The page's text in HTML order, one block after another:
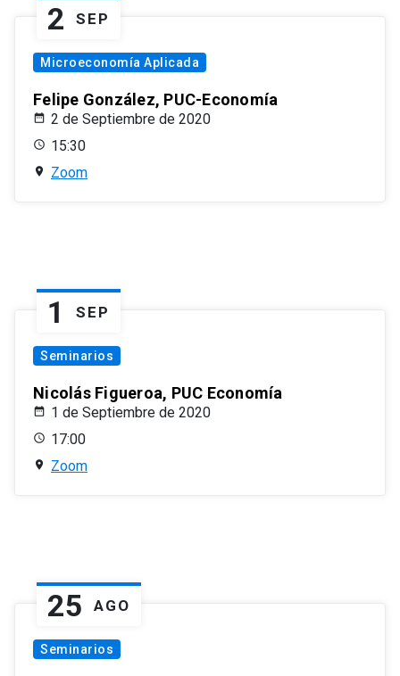
2 SEP
Microeconomía Aplicada
Felipe González, PUC-Economía
2 de Septiembre de 2020
15:30
Zoom
1 SEP
Seminarios
Nicolás Figueroa, PUC Economía
1 de Septiembre de 2020
17:00
Zoom
25 AGO
Seminarios